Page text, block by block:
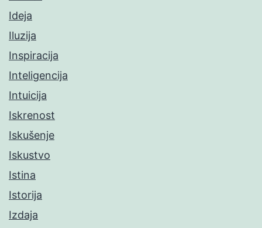
Ideja
Iluzija
Inspiracija
Inteligencija
Intuicija
Iskrenost
Iskušenje
Iskustvo
Istina
Istorija
Izdaja